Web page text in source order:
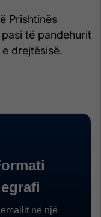
Prishtinës
të pandehurit
drejtësisë.